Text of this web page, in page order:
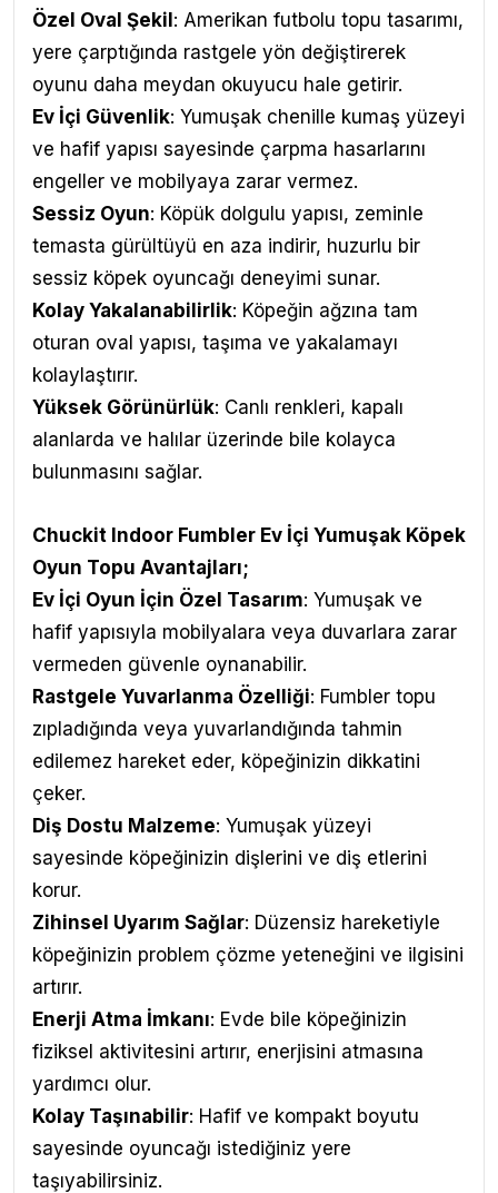
Özel Oval Şekil : Amerikan futbolu topu tasarımı,
yere çarptığında rastgele yön değiştirerek
oyunu daha meydan okuyucu hale getirir.
Ev İçi Güvenlik: Yumuşak chenille kumaş yüzeyi
ve hafif yapısı sayesinde çarpma hasarlarını
engeller ve mobilyaya zarar vermez.
Sessiz Oyun: Köpük dolgulu yapısı, zeminle
temasta gürültüyü en aza indirir, huzurlu bir
sessiz köpek oyuncağı deneyimi sunar.
Kolay Yakalanabilirlik: Köpeğin ağzına tam
oturan oval yapısı, taşıma ve yakalamayı
kolaylaştırır.
Yüksek Görünürlük: Canlı renkleri, kapalı
alanlarda ve halılar üzerinde bile kolayca
bulunmasını sağlar.
Chuckit Indoor Fumbler Ev İçi Yumuşak Köpek
Oyun Topu Avantajları;
Ev İçi Oyun İçin Özel Tasarım: Yumuşak ve
hafif yapısıyla mobilyalara veya duvarlara zarar
vermeden güvenle oynanabilir.
Rastgele Yuvarlanma Özelliği: Fumbler topu
zıpladığında veya yuvarlandığında tahmin
edilemez hareket eder, köpeğinizin dikkatini
çeker.
Diş Dostu Malzeme: Yumuşak yüzeyi
sayesinde köpeğinizin dişlerini ve diş etlerini
korur.
Zihinsel Uyarım Sağlar: Düzensiz hareketiyle
köpeğinizin problem çözme yeteneğini ve ilgisini
artırır.
Enerji Atma İmkanı: Evde bile köpeğinizin
fiziksel aktivitesini artırır, enerjisini atmasına
yardımcı olur.
Kolay Taşınabilir: Hafif ve kompakt boyutu
sayesinde oyuncağı istediğiniz yere
taşıyabilirsiniz.